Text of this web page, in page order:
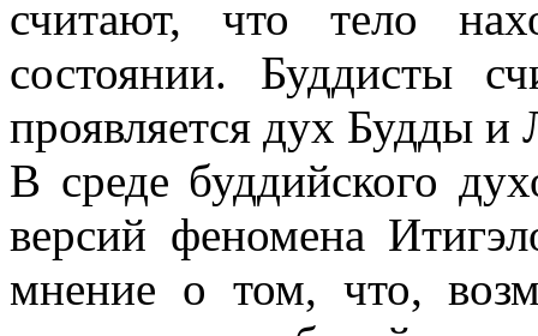
считают, что тело
состоянии. Буддисты
проявляется дух Будды
В среде буддийского
версий феномена
мнение о том, что,